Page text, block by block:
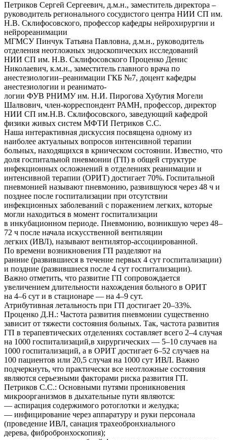
Петриков Сергей Сергеевич, д.м.н., заместитель директора –
руководитель регионального сосудистого центра НИИ СП им.
Н.В. Склифосовского, профессор кафедры нейрохирургии и
нейрореанимации
МГМСУ Пинчук Татьяна Павловна, д.м.н., руководитель
отделения неотложных эндоскопических исследований
НИИ СП им. Н.В. Склифосовского Проценко Денис
Николаевич, к.м.н., заместитель главного врача по
анестезиологии–реанимации ГКБ №7, доцент кафедры
анестезиологии и реанимато-
логии ФУВ РНИМУ им. Н.И. Пирогова Хубутия Могели
Шалвович, член-корреспондент РАМН, профессор, директор
НИИ СП им.Н.В. Склифосовского, заведующий кафедрой
физики живых систем МФТИ Петриков С.С.
Наша интерактивная дискуссия посвящена одному из
наиболее актуальных вопросов интенсивной терапии
больных, находящихся в криическом состоянии. Известно, что
доля госпитальной пневмонии (ГП) в общей структуре
инфекционных осложнений в отделениях реанимации и
интенсивной терапии (ОРИТ) достигает 70%. Госпитальной
пневмонией называют пневмонию, развившуюся через 48 ч и
позднее после госпитализации при отсутствии
инфекционных заболеваний с поражением легких, которые
могли находиться в момент госпитализации
в инкубационном периоде. Пневмонию, возникшую через 48–
72 ч после начала искусственной вентиляции
легких (ИВЛ), называют вентилятор-ассоциированной.
По времени возникновения ГП разделяют на
ранние (развившиеся в течение первых 4 сут госпитализации)
и поздние (развившиеся после 4 сут госпитализации).
Важно отметить, что развитие ГП сопровождается
увеличением длительности нахождения больного в ОРИТ
на 4–6 сут и в стационаре — на 4–9 сут.
Атрибутивная летальность при ГП достигает 20–33%.
Проценко Д.Н.: Частота развития пневмонии существенно
зависит от тяжести состояния больных. Так, частота развития
ГП в терапевтических отделениях составляет всего 2–4 случая
на 1000 госпитализаций,в хирургических — 5–10 случаев на
1000 госпитализаций, а в ОРИТ достигает 6–52 случаев на
100 пациентов или 20,5 случая на 1000 сут ИВЛ. Важно
подчеркнуть, что практически все неотложные состояния
являются серьезными факторами риска развития ГП.
Петриков С.С.: Основными путями проникновения
микроорганизмов в дыхательные пути являются:
— аспирация содержимого ротоглотки и желудка;
— инфицирование через аппаратуру и руки персонала
(проведение ИВЛ, санация трахеобронхиального
дерева, фибробронхоскопия);